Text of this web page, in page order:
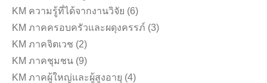
KM ความรู้ที่ได้จากงานวิจัย (6)
KM ภาคครอบครัวและผดุงครรภ์ (3)
KM ภาคจิตเวช (2)
KM ภาคชุมชน (9)
KM ภาคผู้ใหญ่และผู้สูงอายุ (4)